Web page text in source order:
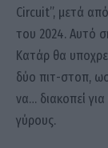
Circuit”, μετά
του 2024. Αυτό
Κατάρ θα
δύο πιτ-στοπ,
να… διακοπεί
γύρους.